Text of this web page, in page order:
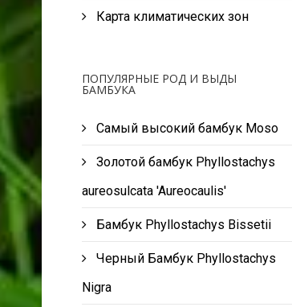
Карта климатических зон
ПОПУЛЯРНЫЕ РОД И ВЫДЫ
БАМБУКА
Самый высокий бамбук Moso
Золотой бамбук Phyllostachys
aureosulcata 'Aureocaulis'
Бамбук Phyllostachys Bissetii
Черный Бамбук Phyllostachys
Nigra